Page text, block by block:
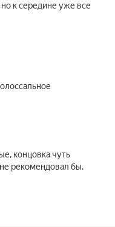
к середине уже все
концовка чуть
рекомендовал бы.